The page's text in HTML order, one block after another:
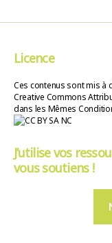
Licence
Ces contenus sont mis à
Creative Commons
dans les Mêmes
J’utilise vos
vous soutiens !